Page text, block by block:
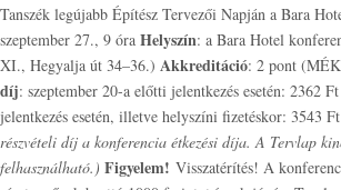
Tanszék legújabb Építész Tervezői Napján a Bara
szeptember 27., 9 óra Helyszín: a Bara Hotel
XI., Hegyalja út 34–36.) Akkreditáció: 2 pont
díj: szeptember 20-a előtti jelentkezés esetén: 2362
jelentkezés esetén, illetve helyszíni fizetéskor: 3543
részvételi díj a konferencia étkezési díja. A Tervlap
felhasználható.) Figyelem! Visszatérítés! A